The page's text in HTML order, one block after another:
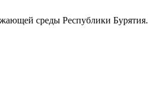
среды Республики Бурятия.